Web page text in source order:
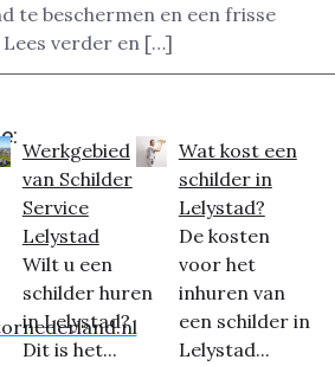
te beschermen en een frisse
verder en […]
Werkgebied
van Schilder
Service
Lelystad
Wilt u een
schilder huren
in Lelystad?
Dit is het...
Wat kost een
schilder in
Lelystad?
De kosten
voor het
inhuren van
een schilder in
Lelystad...